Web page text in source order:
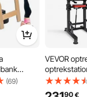
met een
van
(69)
VEVOR
een 90€